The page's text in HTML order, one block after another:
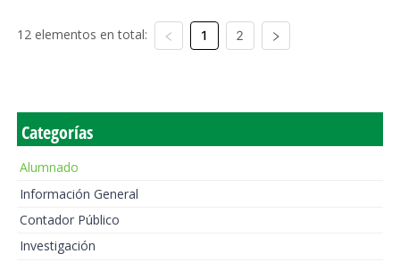
12 elementos en total: 1 2
Categorías
Alumnado
Información General
Contador Público
Investigación